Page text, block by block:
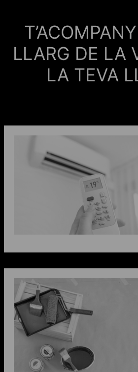
LLARG DE LA
LA TEVA